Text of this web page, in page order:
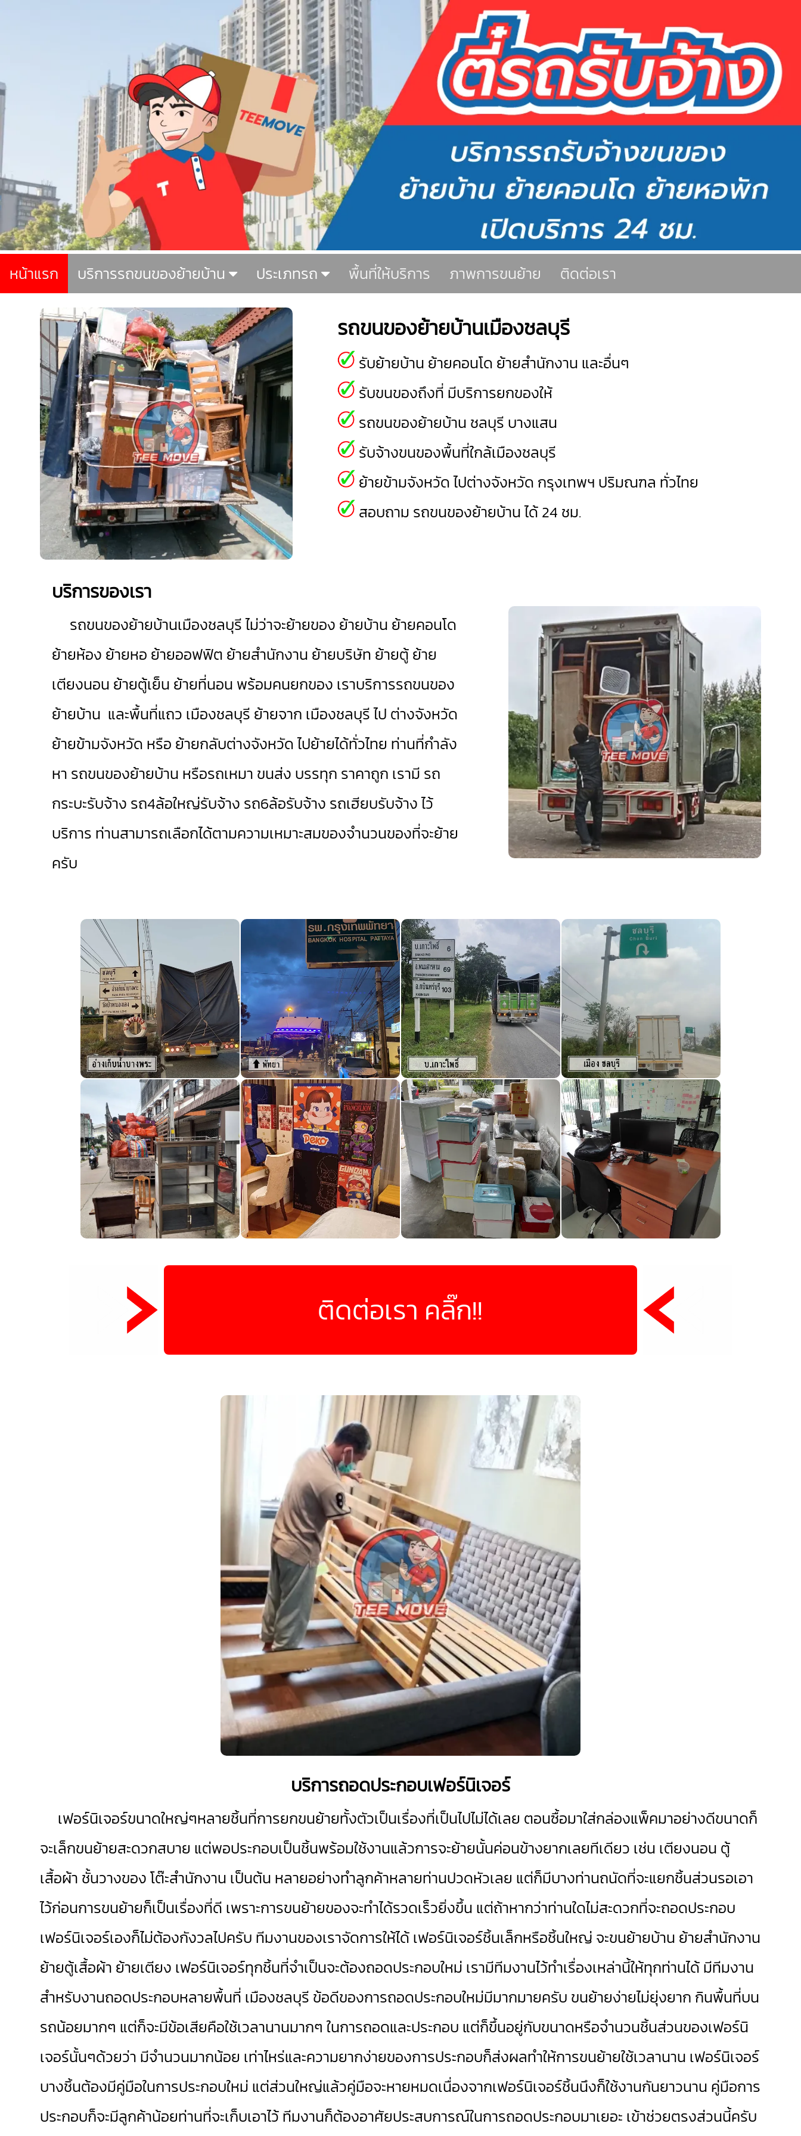
หน้าแรก บริการรถขนของย้ายบ้าน ประเภทรถ พื้นที่ให้บริการ ภาพการขนย้าย ติดต่อเรา
รถขนของย้ายบ้านเมืองชลบุรี
รับย้ายบ้าน ย้ายคอนโด ย้ายสำนักงาน และอื่นๆ
รับขนของถึงที่ มีบริการยกของให้
รถขนของย้ายบ้าน ชลบุรี บางแสน
รับจ้างขนของพื้นที่ใกล้เมืองชลบุรี
ย้ายข้ามจังหวัด ไปต่างจังหวัด กรุงเทพฯ ปริมณฑล ทั่วไทย
สอบถาม รถขนของย้ายบ้าน ได้ 24 ชม.
บริการของเรา
รถขนของย้ายบ้านเมืองชลบุรีไม่ว่าจะย้ายของ ย้ายบ้าน ย้ายคอนโด
ย้ายห้อง ย้ายหอ ย้ายออฟฟิต ย้ายสำนักงาน ย้ายบริษัท ย้ายตู้ ย้าย
เตียงนอน ย้ายตู้เย็น ย้ายที่นอน พร้อมคนยกของ เราบริการรถขนของ
ย้ายบ้าน และพื้นที่แถว เมืองชลบุรี ย้ายจาก เมืองชลบุรี ไป ต่างจังหวัด
ย้ายข้ามจังหวัด หรือ ย้ายกลับต่างจังหวัด ไปย้ายได้ทั่วไทย ท่านที่กำลัง
หา รถขนของย้ายบ้าน หรือรถเหมา ขนส่ง บรรทุก ราคาถูก เรามี รถ
กระบะรับจ้าง รถ4ล้อใหญ่รับจ้าง รถ6ล้อรับจ้าง รถเฮียบรับจ้างไว้
บริการ ท่านสามารถเลือกได้ตามความเหมาะสมของจำนวนของที่จะย้าย
ครับ
ติดต่อเรา คลิ๊ก!!
บริการถอดประกอบเฟอร์นิเจอร์
เฟอร์นิเจอร์ขนาดใหญ่ๆหลายชิ้นที่การยกขนย้ายทั้งตัวเป็นเรื่องที่เป็นไปไม่ได้เลย ตอนซื้อมาใส่กล่องแพ็คมาอย่างดีขนาดก็
จะเล็กขนย้ายสะดวกสบาย แต่พอประกอบเป็นชิ้นพร้อมใช้งานแล้วการจะย้ายนั้นค่อนข้างยากเลยทีเดียว เช่น เตียงนอน ตู้
เสื้อผ้า ชั้นวางของ โต๊ะสำนักงาน เป็นต้น หลายอย่างทำลูกค้าหลายท่านปวดหัวเลย แต่ก็มีบางท่านถนัดที่จะแยกชิ้นส่วนรอเอา
ไว้ก่อนการขนย้ายก็เป็นเรื่องที่ดี เพราะการขนย้ายของจะทำได้รวดเร็วยิ่งขึ้น แต่ถ้าหากว่าท่านใดไม่สะดวกที่จะถอดประกอบ
เฟอร์นิเจอร์เองก็ไม่ต้องกังวลไปครับ ทีมงานของเราจัดการให้ได้ เฟอร์นิเจอร์ชิ้นเล็กหรือชิ้นใหญ่ จะขนย้ายบ้าน ย้ายสำนักงาน
ย้ายตู้เสื้อผ้า ย้ายเตียง เฟอร์นิเจอร์ทุกชิ้นที่จำเป็นจะต้องถอดประกอบใหม่ เรามีทีมงานไว้ทำเรื่องเหล่านี้ให้ทุกท่านได้ มีทีมงาน
สำหรับงานถอดประกอบหลายพื้นที่ เมืองชลบุรี ข้อดีของการถอดประกอบใหม่มีมากมายครับ ขนย้ายง่ายไม่ยุ่งยาก กินพื้นที่บน
รถน้อยมากๆ แต่ก็จะมีข้อเสียคือใช้เวลานานมากๆ ในการถอดและประกอบ แต่ก็ขึ้นอยู่กับขนาดหรือจำนวนชิ้นส่วนของเฟอร์นิ
เจอร์นั้นๆด้วยว่า มีจำนวนมากน้อย เท่าไหร่และความยากง่ายของการประกอบก็ส่งผลทำให้การขนย้ายใช้เวลานาน เฟอร์นิเจอร์
บางชิ้นต้องมีคู่มือในการประกอบใหม่ แต่ส่วนใหญ่แล้วคู่มือจะหายหมดเนื่องจากเฟอร์นิเจอร์ชิ้นนึงก็ใช้งานกันยาวนาน คู่มือการ
ประกอบก็จะมีลูกค้าน้อยท่านที่จะเก็บเอาไว้ ทีมงานก็ต้องอาศัยประสบการณ์ในการถอดประกอบมาเยอะ เข้าช่วยตรงส่วนนี้ครับ